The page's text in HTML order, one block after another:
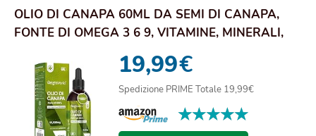
OLIO DI CANAPA 60ML DA SEMI DI CANAPA,
FONTE DI OMEGA 3 6 9, VITAMINE, MINERALI,
19,99€
Spedizione PRIME Totale 19,99€
★★★★★
★★★★★